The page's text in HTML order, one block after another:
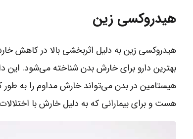
هیدروکسی زین
هیدروکسی زین به دلیل اثربخشی بالا در کاهش
بهترین دارو برای خارش بدن شناخته می‌شود. این
هیستامین در بدن می‌تواند خارش مداوم را به
هست و برای بیمارانی که به دلیل خارش با